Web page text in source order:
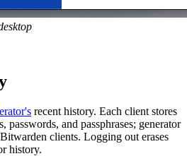
recent history. Each client stores
passwords, and passphrases; generator
clients. Logging out erases
history.